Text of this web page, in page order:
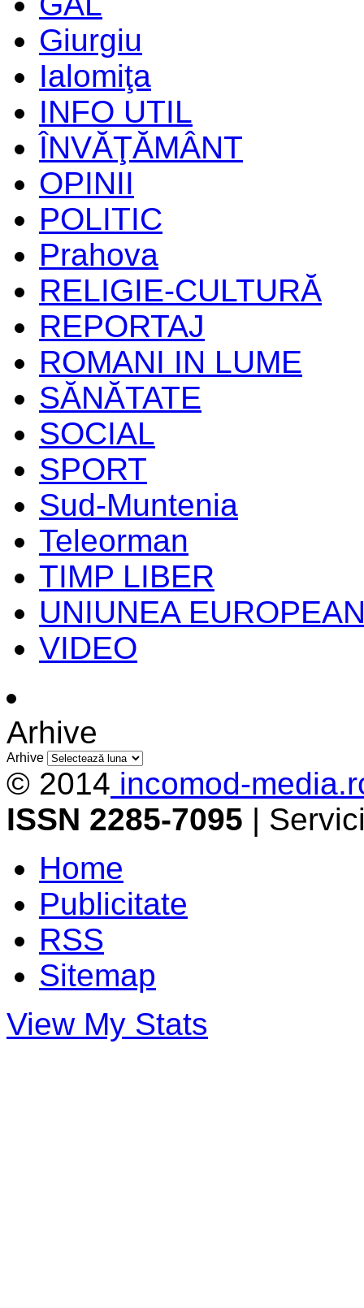
Giurgiu
Ialomiţa
INFO UTIL
ÎNVĂŢĂMÂNT
OPINII
POLITIC
Prahova
RELIGIE-CULTURĂ
REPORTAJ
ROMANI IN LUME
SĂNĂTATE
SOCIAL
SPORT
Sud-Muntenia
Teleorman
TIMP LIBER
UNIUNEA
VIDEO
Arhive
Arhive
© 2014 incomod-
ISSN 2285-7095 |
Home
Publicitate
RSS
Sitemap
View My Stats